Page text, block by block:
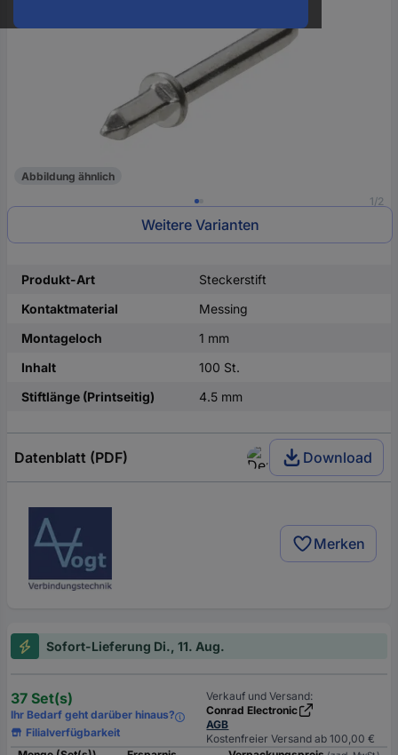
1/2
Abbildung ähnlich
Weitere Varianten
Produkt-Art
Steckerstift
Kontaktmaterial
Messing
Montageloch
1 mm
Inhalt
100 St.
Stiftlänge (Printseitig)
4.5 mm
Datenblatt (PDF) Download
Merken
Sofort-Lieferung Di., 11. Aug.
37 Set(s)
Ihr Bedarf geht darüber hinaus?
Filialverfügbarkeit
Verkauf und Versand:
Conrad Electronic
AGB
Kostenfreier Versand ab 100,00 €